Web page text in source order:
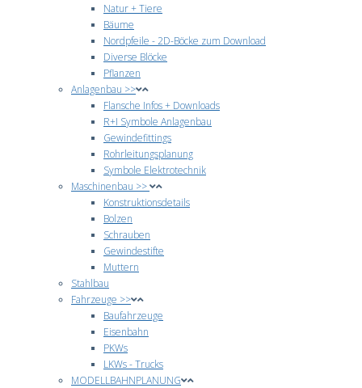
Natur + Tiere
Bäume
Nordpfeile - 2D-Böcke zum Download
Diverse Blöcke
Pflanzen
Anlagenbau >>
Flansche Infos + Downloads
R+I Symbole Anlagenbau
Gewindefittings
Rohrleitungsplanung
Symbole Elektrotechnik
Maschinenbau >>
Konstruktionsdetails
Bolzen
Schrauben
Gewindestifte
Muttern
Stahlbau
Fahrzeuge >>
Baufahrzeuge
Eisenbahn
PKWs
LKWs - Trucks
MODELLBAHNPLANUNG